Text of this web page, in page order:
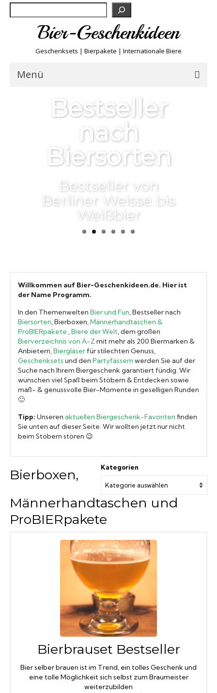
Bier-Geschenkideen
Geschenksets | Bierpakete | Internationale Biere
Menü
Bierboxen & Sets
Biere der Welt
Partyfässer
Bestseller
nach
Biersorten
Bestseller von
Berliner Weisse bis
Weißbier
Willkommen auf Bier-Geschenkideen.de. Hier ist
der Name Programm.
In den Themenwelten Bier und Fun, Bestseller nach
Biersorten, Bierboxen,Männerhandtaschen &
ProBIERpakete ,Biere der Welt, dem großen
Bierverzeichnis von A-Z mit mehr als 200 Biermarken &
Anbietern,Biergläser für stilechten Genuss,
Geschenksets und den Partyfässern werden Sie auf der
Suche nach Ihrem Biergeschenk garantiert fündig. Wir
wünschen viel Spaß beim Stöbern & Entdecken sowie
maß- & genussvolle Bier-Momente in geselligen Runden
🙂
Tipp: Unseren aktuellen Biergeschenk-Favoriten finden
Sie unten auf dieser Seite. Wir wollten jetzt nur nicht
beim Stöbern stören 😉
Kategorien
Bierboxen,
Männerhandtaschen und
ProBIERpakete
Bierbrauset Bestseller
Bier selber brauen ist im Trend, ein tolles Geschenk und
eine tolle Möglichkeit sich selbst zum Braumeister
weiterzubilden